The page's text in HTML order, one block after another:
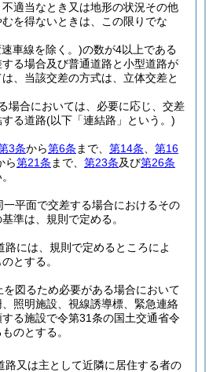
適当なとき又は地形の状況その他
を得ないときは、この限りでな
車線を除く。)の数が4以上である
る場合及び普通道路と小型道路が
、当該交差の方式は、立体交差と
場合においては、必要に応じ、交差
る道路(以下「連結路」という。)
3条から第6条 まで、 第14条
第16
ら第21条 まで、 第23条及び第26条
一平面で交差する場合におけるその
準は、規則で定める。
路には、規則で定めるところによ
とする。
を図るため必要がある場合において
照明施設、視線誘導標、緊急連絡
る施設で令第31条の国土交通省令
のとする。
路又は主として近隣に居住する者の